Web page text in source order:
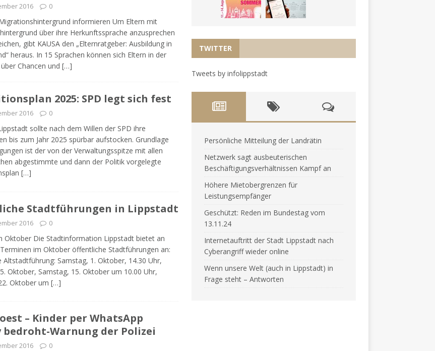
2016 0
informieren Um Eltern mit
über ihre Herkunftssprache anzusprechen
gibt KAUSA den „Elternratgeber: Ausbildung in
heraus. In 15 Sprachen können sich Eltern in der
Chancen und […]
2025: SPD legt sich fest
2016 0
sollte nach dem Willen der SPD ihre
bis zum Jahr 2025 spürbar aufstocken. Grundlage
ist der von der Verwaltungsspitze mit allen
abgestimmte und dann der Politik vorgelegte
[…]
Stadtführungen in Lippstadt
2016 0
Oktober Die Stadtinformation Lippstadt bietet an
im Oktober öffentliche Stadtführungen an:
Altstadtführung: Samstag, 1. Oktober, 14.30 Uhr,
Oktober, Samstag, 15. Oktober um 10.00 Uhr,
Oktober um […]
– Kinder per WhatsApp
bedroht-Warnung der Polizei
2016 0
TWITTER
Tweets by infolippstadt
Persönliche Mitteilung der Landrätin
Netzwerk sagt ausbeuterischen
Beschäftigungsverhältnissen Kampf an
Höhere Mietobergrenzen für
Leistungsempfänger
Geschützt: Reden im Bundestag vom
13.11.24
Internetauftritt der Stadt Lippstadt nach
Cyberangriff wieder online
Wenn unsere Welt (auch in Lippstadt) in
Frage steht – Antworten